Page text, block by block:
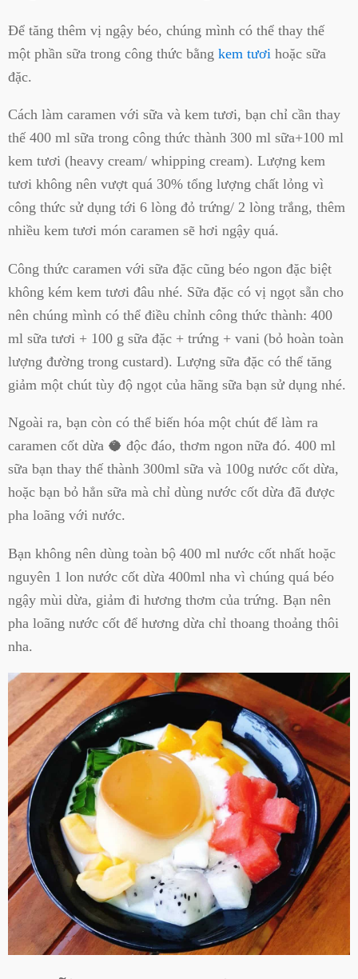
Để tăng thêm vị ngậy béo, chúng mình có thể thay thế
một phần sữa trong công thức bằng kem tươi hoặc sữa
đặc.
Cách làm caramen với sữa và kem tươi, bạn chỉ cần thay
thế 400 ml sữa trong công thức thành 300 ml sữa+100 ml
kem tươi (heavy cream/ whipping cream). Lượng kem
tươi không nên vượt quá 30% tổng lượng chất lỏng vì
công thức sử dụng tới 6 lòng đỏ trứng/ 2 lòng trắng, thêm
nhiều kem tươi món caramen sẽ hơi ngậy quá.
Công thức caramen với sữa đặc cũng béo ngon đặc biệt
không kém kem tươi đâu nhé. Sữa đặc có vị ngọt sẵn cho
nên chúng mình có thể điều chỉnh công thức thành: 400
ml sữa tươi + 100 g sữa đặc + trứng + vani (bỏ hoàn toàn
lượng đường trong custard). Lượng sữa đặc có thể tăng
giảm một chút tùy độ ngọt của hãng sữa bạn sử dụng nhé.
Ngoài ra, bạn còn có thể biến hóa một chút để làm ra
caramen cốt dừa 🥥 độc đáo, thơm ngon nữa đó. 400 ml
sữa bạn thay thế thành 300ml sữa và 100g nước cốt dừa,
hoặc bạn bỏ hẳn sữa mà chỉ dùng nước cốt dừa đã được
pha loãng với nước.
Bạn không nên dùng toàn bộ 400 ml nước cốt nhất hoặc
nguyên 1 lon nước cốt dừa 400ml nha vì chúng quá béo
ngậy mùi dừa, giảm đi hương thơm của trứng. Bạn nên
pha loãng nước cốt để hương dừa chỉ thoang thoảng thôi
nha.